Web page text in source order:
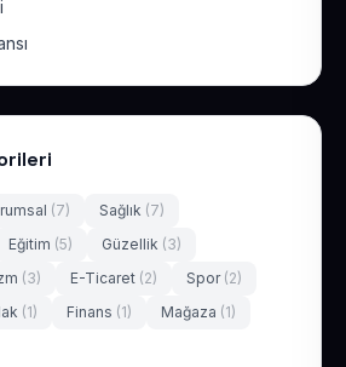
(7) Sağlık (7)
Eğitim (5) Güzellik (3)
(3) E-Ticaret (2) Spor (2)
(1) Finans (1) Mağaza (1)